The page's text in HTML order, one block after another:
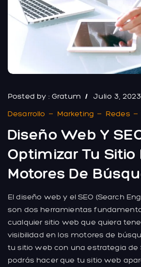
Posted by : Gratum Julio 3, 2023
Desarrollo
Marketing Redes
Diseño Web Y
Optimizar Tu Sitio
Motores De
El diseño web y el SEO (Search
son dos herramientas
cualquier sitio web que quiera
visibilidad en los motores de
tu sitio web con una estrategia de
podrás hacer que tu sitio web